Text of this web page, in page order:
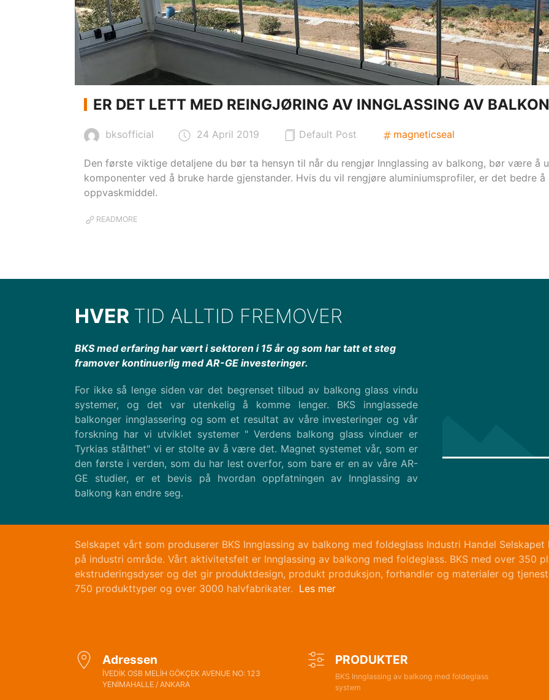
ER DET LETT MED REINGJØRING AV INNGLASSING AV
bksofficial 24 April 2019 Default Post magneticseal
Den første viktige detaljene du bør ta hensyn til når du rengjør Innglassing av balkong, bør være å
komponenter ved å bruke harde gjenstander. Hvis du vil rengjøre aluminiumsprofiler, er det bedre
oppvaskmiddel.
READMORE
HVER TID ALLTID FREMOVER
BKS med erfaring har vært i sektoren i 15 år og som har tatt et steg
framover kontinuerlig med AR-GE investeringer.
For ikke så lenge siden var det begrenset tilbud av balkong glass vindu
systemer, og det var utenkelig å komme lenger. BKS innglassede
balkonger innglassering og som et resultat av våre investeringer og vår
forskning har vi utviklet systemer " Verdens balkong glass vinduer er
Tyrkias stålthet" vi er stolte av å være det. Magnet systemet vår, som er
den første i verden, som du har lest overfor, som bare er en av våre AR-
GE studier, er et bevis på hvordan oppfatningen av Innglassing av
balkong kan endre seg.
Selskapet vårt som produserer BKS Innglassing av balkong med foldeglass Industri Handel
på industri område. Vårt aktivitetsfelt er Innglassing av balkong med foldeglass. BKS med over 350
ekstruderingsdyser og det gir produktdesign, produkt produksjon, forhandler og materialer og
750 produkttyper og over 3000 halvfabrikater. Les mer
Adressen
İVEDİK OSB MELİH GÖKÇEK AVENUE NO: 123
YENİMAHALLE / ANKARA
PRODUKTER
BKS Innglassing av balkong med foldeglass
system